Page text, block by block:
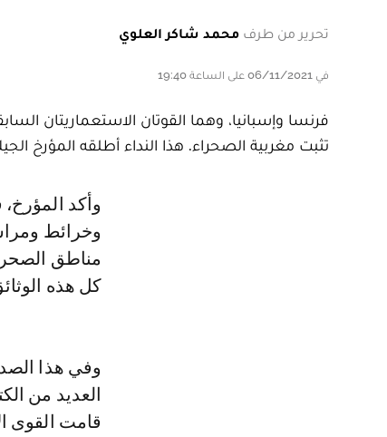
تحرير من طرف محمد شاكر العلوي
في 06/11/2021 على الساعة 19:40
فرنسا وإسبانيا، وهما القوتان الاستعماريتان
تثبت مغربية الصحراء. هذا النداء أطلقه المؤرخ الجيلالي العدناني بمناسبة
وأكد المؤرخ، في مقابلة مع Le360، أن "فرنسا وإسبانيا لا تزالان تحتفظان بوثائق
وخرائط
مناطق
كل هذه
وفي هذا
قامت القوى